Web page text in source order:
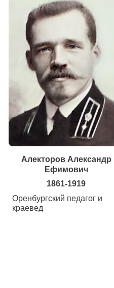
Алекторов Александр
Ефимович
1861-1919
Оренбургский педагог и
краевед